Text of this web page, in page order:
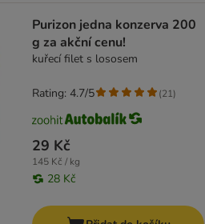
Purizon jedna konzerva 200
g za akční cenu!
kuřecí filet s lososem
29 Kč
145 Kč / kg
28 Kč
Rating: 4.7/5 (21)